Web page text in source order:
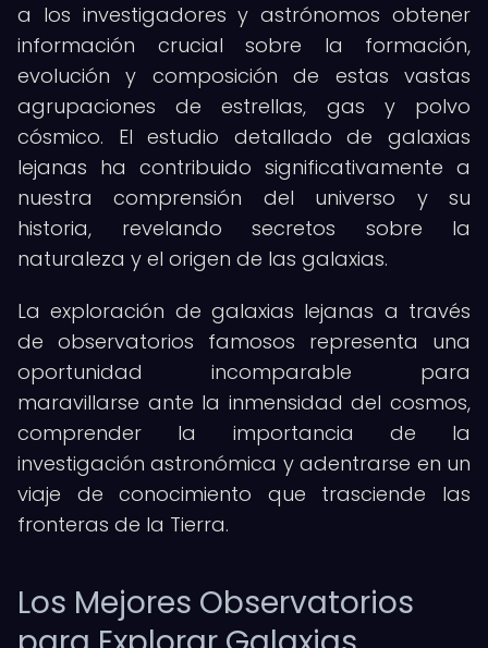
a los investigadores y astrónomos obtener
información crucial sobre la formación,
evolución y composición de estas vastas
agrupaciones de estrellas, gas y polvo
cósmico. El estudio detallado de galaxias
lejanas ha contribuido significativamente a
nuestra comprensión del universo y su
historia, revelando secretos sobre la
naturaleza y el origen de las galaxias.
La exploración de galaxias lejanas a través
de observatorios famosos representa una
oportunidad incomparable para
maravillarse ante la inmensidad del cosmos,
comprender la importancia de la
investigación astronómica y adentrarse en un
viaje de conocimiento que trasciende las
fronteras de la Tierra.
Los Mejores Observatorios